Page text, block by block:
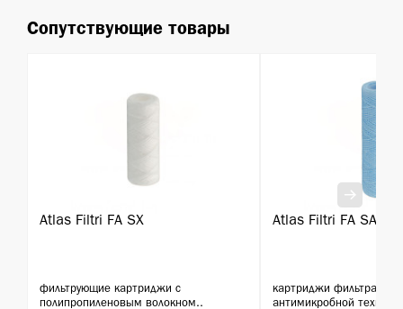
Сопутствующие товары
Atlas Filtri FA SX
фильтрующие картриджи с
полипропиленовым волокном..
Atlas Filtri FA SANIC
картриджи фильтра
антимикробной